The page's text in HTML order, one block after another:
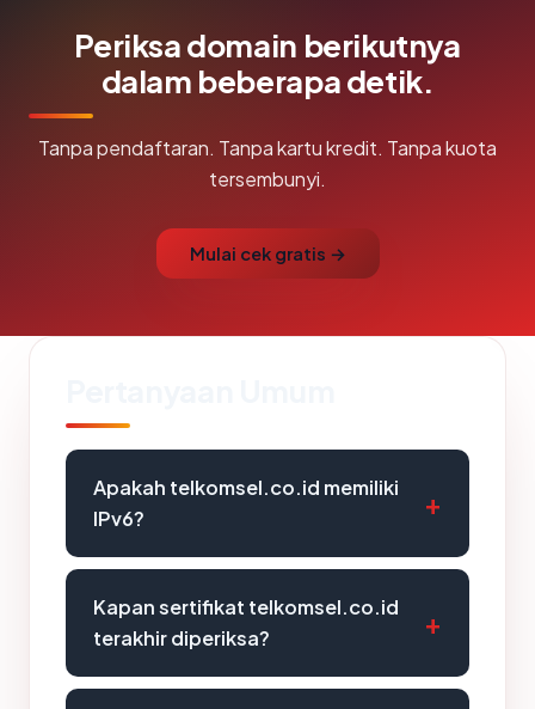
Periksa domain berikutnya
dalam beberapa detik.
Tanpa pendaftaran. Tanpa kartu kredit. Tanpa kuota
tersembunyi.
Mulai cek gratis →
Apakah telkomsel.co.id memiliki
IPv6?
Kapan sertifikat telkomsel.co.id
terakhir diperiksa?